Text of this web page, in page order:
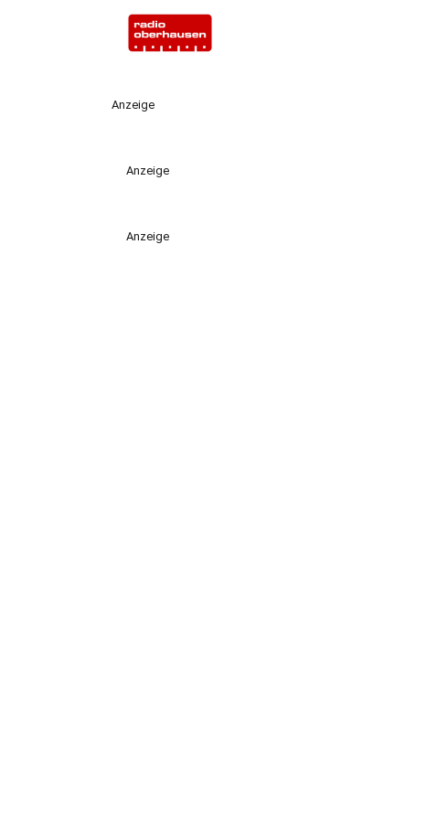
Anzeige
Anzeige
Anzeige